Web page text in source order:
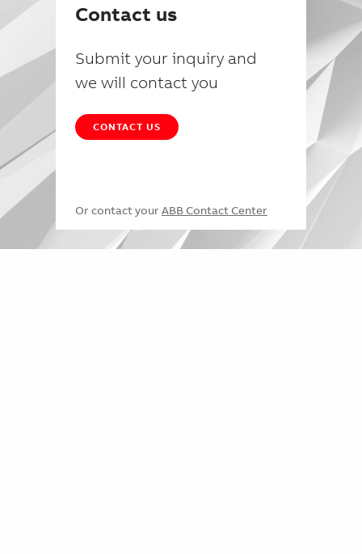
Contact us
Submit your inquiry and
we will contact you
CONTACT US
Or contact your ABB Contact Center